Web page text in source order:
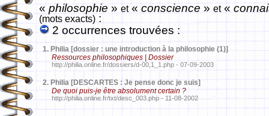
«philosophie » et« conscience » et«
(mots exacts) :
2 occurrences trouvées :
1. Philia [dossier : une introduction à la philosophie (1)]
Ressources philosophiques | Dossier
http://philia.online.fr/dossiers/d-00,1_1.php - 07-09-2003
2. Philia [DESCARTES : Je pense donc je suis]
De quoi puis-je être absolument certain ?
http://philia.online.fr/txt/desc_003.php - 11-08-2002